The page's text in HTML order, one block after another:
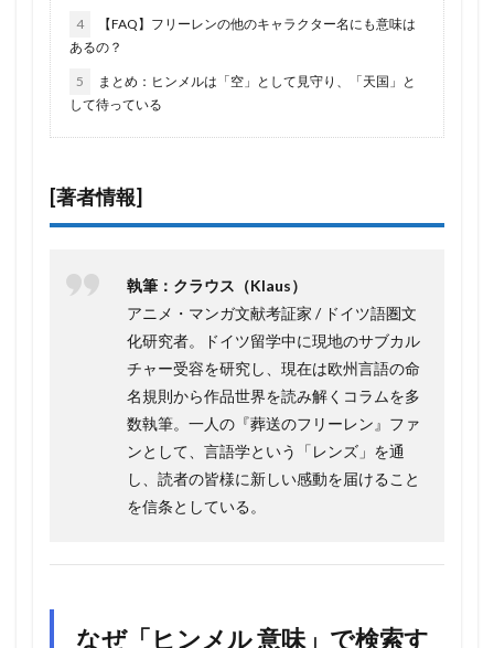
4
【FAQ】フリーレンの他のキャラクター名にも意味は
あるの？
5
まとめ：ヒンメルは「空」として見守り、「天国」と
して待っている
[著者情報]
執筆：クラウス（Klaus）
アニメ・マンガ文献考証家 / ドイツ語圏文
化研究者。ドイツ留学中に現地のサブカル
チャー受容を研究し、現在は欧州言語の命
名規則から作品世界を読み解くコラムを多
数執筆。一人の『葬送のフリーレン』ファ
ンとして、言語学という「レンズ」を通
し、読者の皆様に新しい感動を届けること
を信条としている。
なぜ「ヒンメル 意味」で検索す